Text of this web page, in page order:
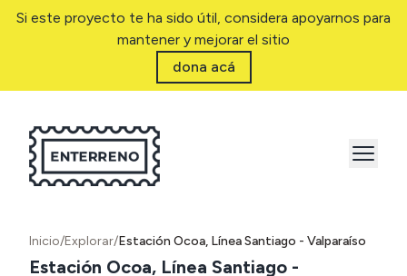
Si este proyecto te ha sido útil, considera apoyarnos para
mantener y mejorar el sitio
dona acá
Inicio/Explorar/Estación Ocoa, Línea Santiago - Valparaíso
Estación Ocoa, Línea Santiago -